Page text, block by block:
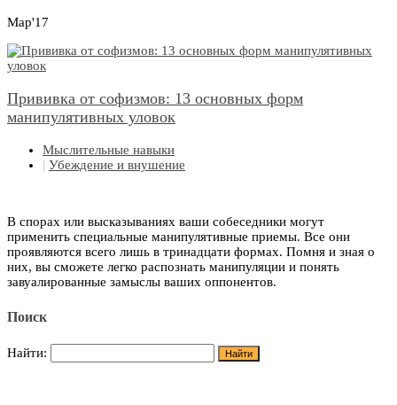
Мар'17
Прививка от софизмов: 13 основных форм
манипулятивных уловок
Мыслительные навыки
| Убеждение и внушение
В спорах или высказываниях ваши собеседники могут
применить специальные манипулятивные приемы. Все они
проявляются всего лишь в тринадцати формах. Помня и зная о
них, вы сможете легко распознать манипуляции и понять
завуалированные замыслы ваших оппонентов.
Поиск
Найти: